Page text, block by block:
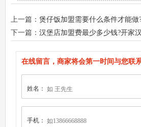
上一篇： 煲仔饭加盟需要什么条件才能做
少?
下一篇： 汉堡店加盟费最少多少钱?开家
在线留言，商家将会第一时间与您联
姓名：
手机：